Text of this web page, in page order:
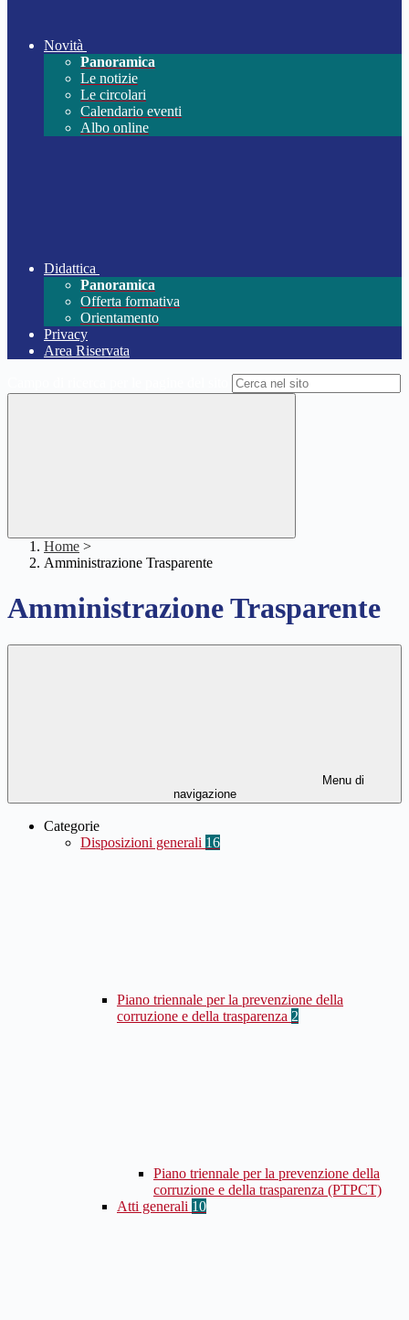
Novità
Panoramica
Le notizie
Le circolari
Calendario eventi
Albo online
Didattica
Panoramica
Offerta formativa
Orientamento
Privacy
Area Riservata
Home >
Amministrazione Trasparente
Amministrazione Trasparente
Menu di
navigazione
Categorie
Disposizioni generali 16
Piano triennale per la prevenzione della
corruzione e della trasparenza 2
Piano triennale per la prevenzione della
corruzione e della trasparenza (PTPCT)
Atti generali 10